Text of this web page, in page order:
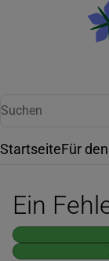
StartseiteFür
Ein